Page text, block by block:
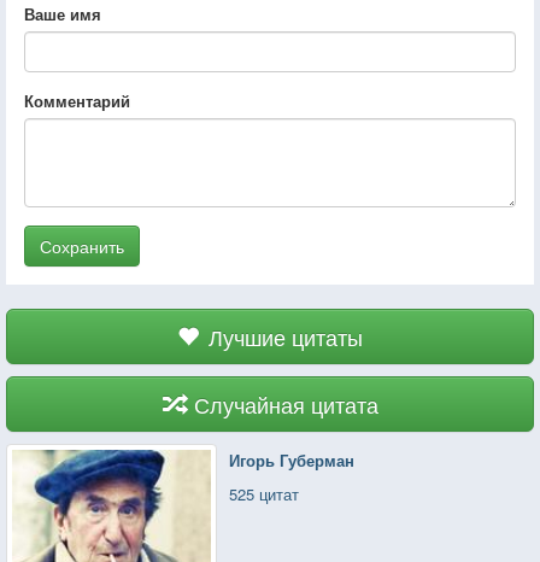
Ваше имя
Комментарий
Сохранить
Лучшие цитаты
Случайная цитата
Игорь Губерман
525 цитат